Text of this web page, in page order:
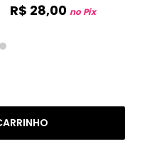
R$ 28,00 no Pix